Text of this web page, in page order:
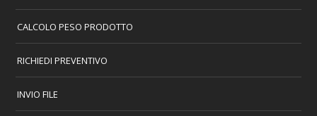
CALCOLO PESO PRODOTTO
RICHIEDI PREVENTIVO
INVIO FILE